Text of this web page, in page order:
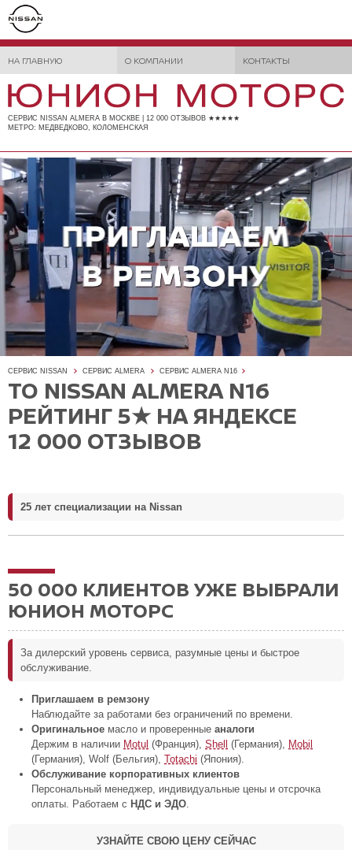
НА ГЛАВНУЮ О КОМПАНИИ КОНТАКТЫ
СЕРВИС NISSAN ALMERA В МОСКВЕ | 12 000 ОТЗЫВОВ ★★★★★
МЕТРО: МЕДВЕДКОВО, КОЛОМЕНСКАЯ
СЕРВИС NISSAN СЕРВИС ALMERA СЕРВИС ALMERA N16
ТО NISSAN ALMERA N16
РЕЙТИНГ 5★ НА ЯНДЕКСЕ
12 000 ОТЗЫВОВ
25 лет специализации на Nissan
50 000 КЛИЕНТОВ УЖЕ ВЫБРАЛИ
ЮНИОН МОТОРС
За дилерский уровень сервиса, разумные цены и быстрое
обслуживание.
Приглашаем в ремзону
Наблюдайте за работами без ограничений по времени.
Оригинальное масло и проверенные аналоги
Держим в наличии Motul (Франция), Shell (Германия), Mobil
(Германия), Wolf (Бельгия), Totachi (Япония).
Обслуживание корпоративных клиентов
Персональный менеджер, индивидуальные цены и отсрочка
оплаты. Работаем с НДС и ЭДО.
УЗНАЙТЕ СВОЮ ЦЕНУ СЕЙЧАС